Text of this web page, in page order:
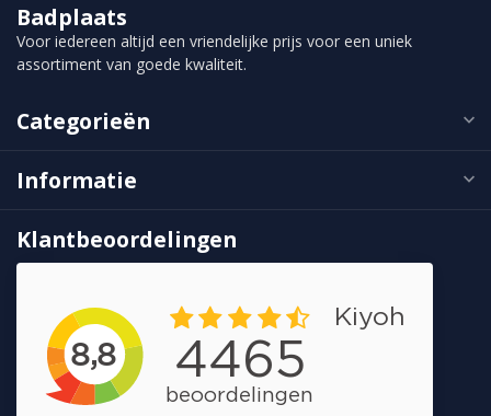
Badplaats
Voor iedereen altijd een vriendelijke prijs voor een uniek
assortiment van goede kwaliteit.
Categorieën
Informatie
Klantbeoordelingen